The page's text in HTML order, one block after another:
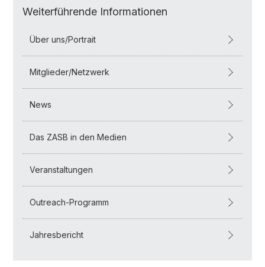
Weiterführende Informationen
Über uns/Portrait
Mitglieder/Netzwerk
News
Das ZASB in den Medien
Veranstaltungen
Outreach-Programm
Jahresbericht